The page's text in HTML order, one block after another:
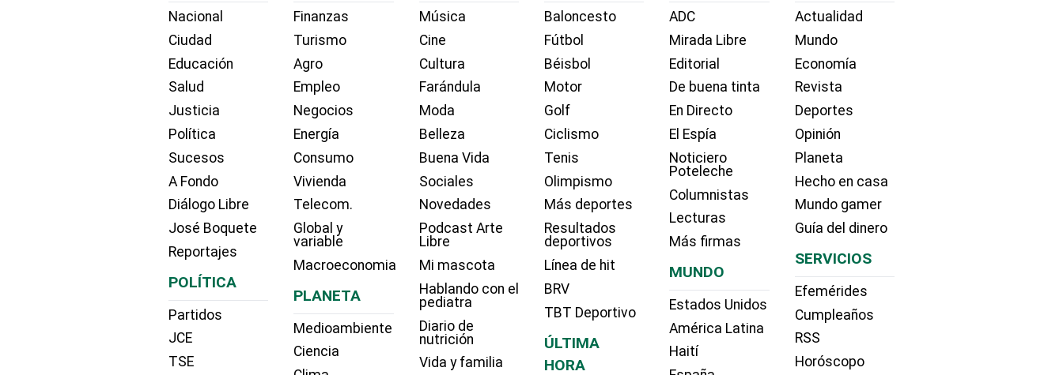
Nacional
Ciudad
Educación
Salud
Justicia
Política
Sucesos
A Fondo
Diálogo Libre
José Boquete
Reportajes
POLÍTICA
Partidos
JCE
TSE
Finanzas
Turismo
Agro
Empleo
Negocios
Energía
Consumo
Vivienda
Telecom.
Global y
variable
Macroeconomia
PLANETA
Medioambiente
Ciencia
Música
Cine
Cultura
Farándula
Moda
Belleza
Buena Vida
Sociales
Novedades
Podcast Arte
Libre
Mi mascota
Hablando con el
pediatra
Diario de
nutrición
Vida y familia
Baloncesto
Fútbol
Béisbol
Motor
Golf
Ciclismo
Tenis
Olimpismo
Más deportes
Resultados
deportivos
Línea de hit
BRV
TBT Deportivo
ÚLTIMA
HORA
ADC
Mirada Libre
Editorial
De buena tinta
En Directo
El Espía
Noticiero
Poteleche
Columnistas
Lecturas
Más firmas
MUNDO
Estados Unidos
América Latina
Haití
Actualidad
Mundo
Economía
Revista
Deportes
Opinión
Planeta
Hecho en casa
Mundo gamer
Guía del dinero
SERVICIOS
Efemérides
Cumpleaños
RSS
Horóscopo